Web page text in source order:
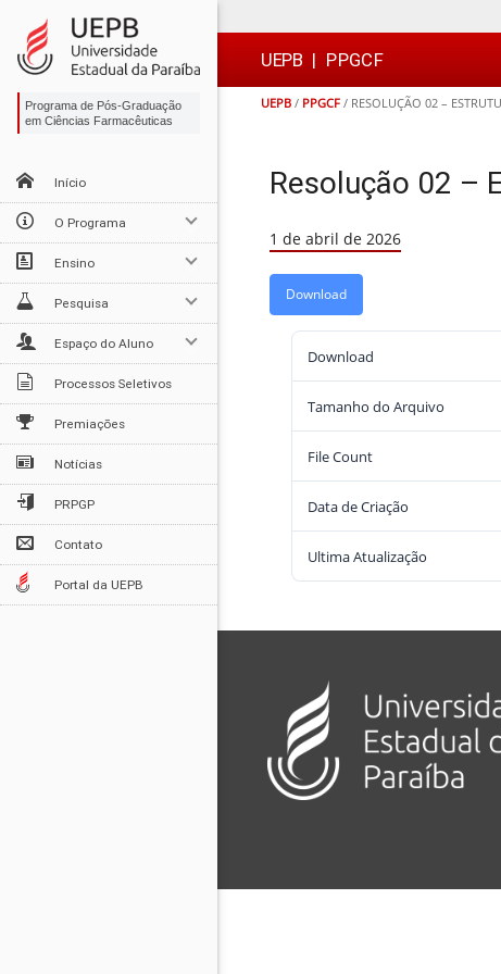
para
conteúdo
para
menu
para
busca
para
rodapé
 UEPB | PPGCF
UEPB / PPGCF / RESOLUÇÃO 02 –
Programa de Pós-Graduação
em Ciências Farmacêuticas
Início
O Programa
Ensino
Pesquisa
Espaço do Aluno
Processos Seletivos
Premiações
Notícias
PRPGP
Contato
Portal da UEPB
Resolução 02 –
1 de abril de 2026
Download
Download
Tamanho do Arquivo
File Count
Data de Criação
Ultima Atualização